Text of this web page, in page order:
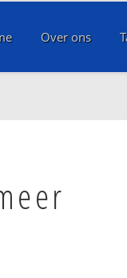
Over ons